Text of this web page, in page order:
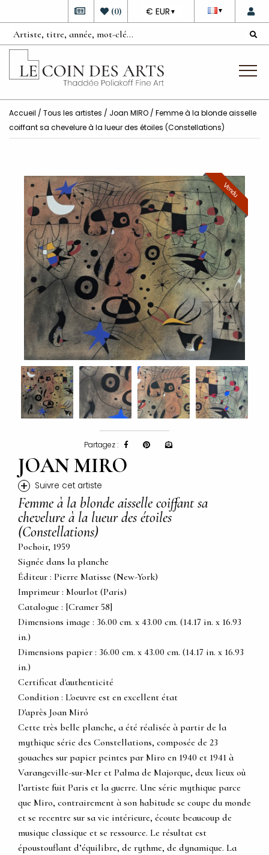
▼
DEVISE
€ EUR ▼
(0)
Accueil / Tous les artistes / Joan MIRO / Femme à la blonde aisselle
coiffant sa chevelure à la lueur des étoiles (Constellations)
Vendu
Partagez :
JOAN MIRO
+ Suivre cet artiste
Femme à la blonde aisselle coiffant sa
chevelure à la lueur des étoiles
(Constellations)
Pochoir, 1959
Signée dans la planche
Éditeur : Pierre Matisse (New-York)
Imprimeur : Mourlot (Paris)
Catalogue : [Cramer 58]
Dimensions image : 36.00 cm. x 43.00 cm. (14.17 in. x 16.93
in.)
Dimensions papier : 36.00 cm. x 43.00 cm. (14.17 in. x 16.93
in.)
Certificat d'authenticité
Condition : L'oeuvre est en excellent état
D'après Joan Miró
Cette très belle planche, a été réalisée à partir de la
mythique série des Constellations, composée de 23
gouaches sur papier peintes par Miro en 1940 et 1941 à
Varangeville-sur-Mer et Palma de Majorque, deux lieux où
l’artiste fuit Paris et la guerre. Une série mythique parce
que Miro, contrairement à son habitude se coupe du monde
et se recentre sur sa vie intérieure, écoute beaucoup de
musique classique et se ressource. Le résultat est
époustouflant d’équilibre, de rythme, de dynamique. La